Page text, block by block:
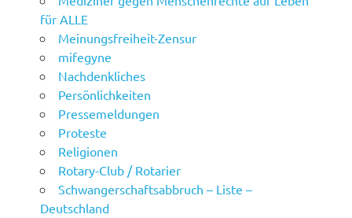
für ALLE
Meinungsfreiheit-Zensur
mifegyne
Nachdenkliches
Persönlichkeiten
Pressemeldungen
Proteste
Religionen
Rotary-Club / Rotarier
Schwangerschaftsabbruch – Liste –
Deutschland